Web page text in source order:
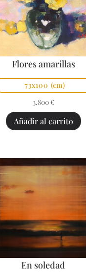
Flores amarillas
73x100 (cm)
3.800 €
Añadir al carrito
En soledad